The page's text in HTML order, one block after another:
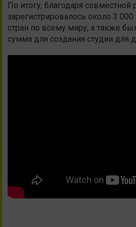
По итогу, благодаря совместной
зарегистрировалось около 3 000
стран по всему миру, а также
сумма для создания студии для